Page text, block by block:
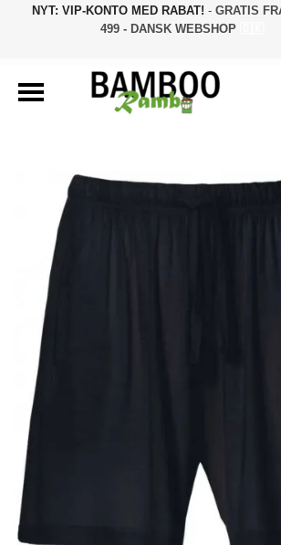
NYT: VIP-KONTO MED RABAT! - GRATIS
499 - DANSK WEBSHOP